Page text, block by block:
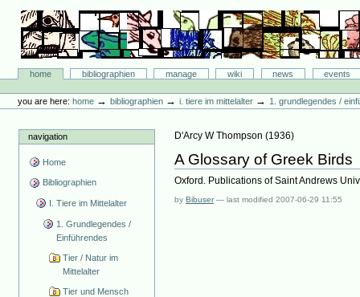
content.
navigation
Bibliographie-Portal
Sectionshome bibliographien manage wiki news
events
tools
you are here: home →bibliographien →i. tiere im mittelalter →1. grundlegendes /
navigation
Home
Bibliographien
I. Tiere im Mittelalter
1. Grundlegendes /
Einführendes
Tier / Natur im
Mittelalter
Tier und Mensch
D'Arcy W Thompson (1936)
A Glossary of Greek Birds
Oxford. Publications of Saint Andrews
byBibuser —last modified2007-06-29 11:55